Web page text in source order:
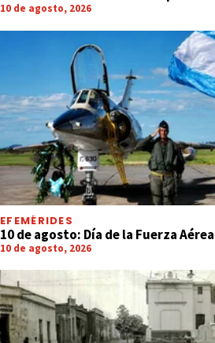
10 de agosto, 2026
EFEMÉRIDES
10 de agosto: Día de la Fuerza
10 de agosto, 2026